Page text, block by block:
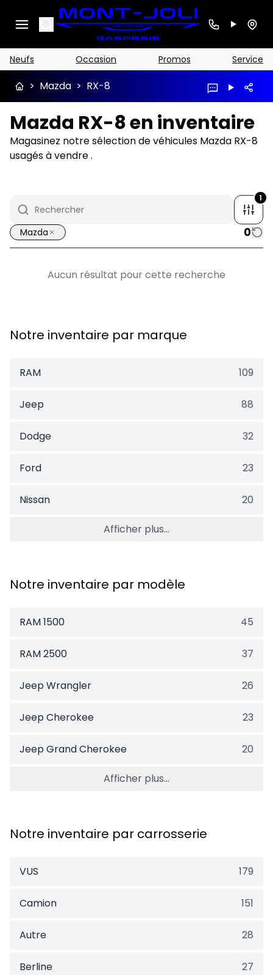
Search
Neufs Occasion Promos Service
> Mazda > RX-8
Mazda RX-8 en inventaire
Magasinez notre sélection de véhicules Mazda RX-8
usagés à vendre .
1
Mazda 0
Aucun résultat pour cette recherche
Notre inventaire par marque
RAM 109
Jeep 88
Dodge 32
Ford 23
Nissan 20
Afficher plus...
Notre inventaire par modèle
RAM 1500 45
RAM 2500 37
Jeep Wrangler 26
Jeep Cherokee 23
Jeep Grand Cherokee 20
Afficher plus...
Notre inventaire par carrosserie
VUS 179
Camion 151
Autre 28
Berline 27